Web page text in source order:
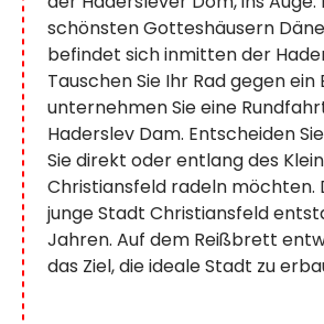
schönsten Gotteshäusern
befindet sich inmitten der
Tauschen Sie Ihr Rad gegen ein
unternehmen Sie eine
Haderslev Dam. Entscheiden
Sie direkt oder entlang des
Christiansfeld radeln möchten.
junge Stadt Christiansfeld
Jahren. Auf dem Reißbrett
das Ziel, die ideale Stadt zu